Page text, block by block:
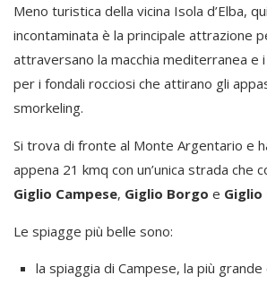
Meno turistica della vicina Isola d’Elba,
incontaminata è la principale attrazione
attraversano la macchia mediterranea e
per i fondali rocciosi che attirano gli
smorkeling.
Si trova di fronte al Monte Argentario e
appena 21 kmq con un’unica strada che
Giglio Campese, Giglio Borgo e Giglio
Le spiagge più belle sono:
la spiaggia di Campese, la più grande